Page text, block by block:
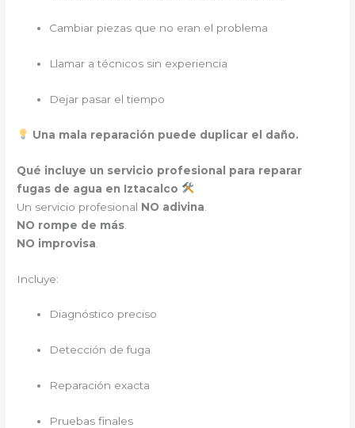
Cambiar piezas que no eran el problema
Llamar a técnicos sin experiencia
Dejar pasar el tiempo
Una mala reparación puede duplicar el daño.
Qué incluye un servicio profesional para reparar
fugas de agua en Iztacalco
Un servicio profesional NO adivina
NO rompe de más
NO improvisa
Incluye:
Diagnóstico preciso
Detección de fuga
Reparación exacta
Pruebas finales